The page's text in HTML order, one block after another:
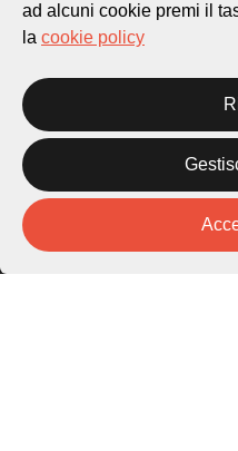
Città
Piazza
6976
Archivio
Per
ad alcuni cookie premi il
la cookie policy